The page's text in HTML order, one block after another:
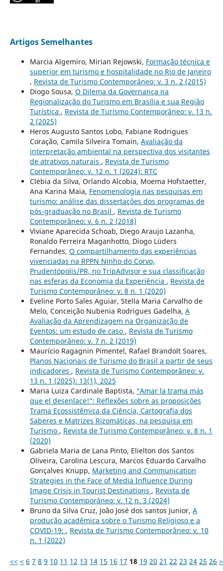
Artigos Semelhantes
Marcia Algemiro, Mirian Rejowski, Formação técnica e
superior em turismo e hospitalidade no Rio de Janeiro
, Revista de Turismo Contemporâneo: v. 3 n. 2 (2015)
Diogo Sousa, O Dilema da Governança na
Regionalização do Turismo em Brasília e sua Região
Turística , Revista de Turismo Contemporâneo: v. 13 n.
2 (2025)
Heros Augusto Santos Lobo, Fabiane Rodrigues
Coração, Camila Silveira Tomain, Avaliação da
interpretação ambiental na perspectiva dos visitantes
de atrativos naturais , Revista de Turismo
Contemporâneo: v. 12 n. 1 (2024): RTC
Clébia da Silva, Orlando Alcobia, Moema Hofstaetter,
Ana Karina Maia, Fenomenologia nas pesquisas em
turismo: análise das dissertações dos programas de
pós-graduação no Brasil , Revista de Turismo
Contemporâneo: v. 6 n. 2 (2018)
Viviane Aparecida Schoab, Diego Araujo Lazanha,
Ronaldo Ferreira Maganhotto, Diogo Lüders
Fernandes, O compartilhamento das experiências
vivenciadas na RPPN Ninho do Corvo,
Prudentópolis/PR, no TripAdvisor e sua classificação
nas esferas da Economia da Experiência , Revista de
Turismo Contemporâneo: v. 8 n. 1 (2020)
Eveline Porto Sales Aguiar, Stella Maria Carvalho de
Melo, Conceição Nubenia Rodrigues Gadelha, A
Avaliação da Aprendizagem na Organização de
Eventos: um estudo de caso , Revista de Turismo
Contemporâneo: v. 7 n. 2 (2019)
Maurício Ragagnin Pimentel, Rafael Brandolt Soares,
Planos Nacionais de Turismo do Brasil a partir de seus
indicadores , Revista de Turismo Contemporâneo: v.
13 n. 1 (2025): 13(1), 2025
Maria Luiza Cardinale Baptista, “Amar la trama más
que el desenlace!”: Reflexões sobre as proposições
Trama Ecossistêmica da Ciência, Cartografia dos
Saberes e Matrizes Rizomáticas, na pesquisa em
Turismo , Revista de Turismo Contemporâneo: v. 8 n. 1
(2020)
Gabriela Maria de Lana Pinto, Elielton dos Santos
Oliveira, Carolina Lescura, Marcos Eduardo Carvalho
Gonçalves Knupp, Marketing and Communication
Strategies in the Face of Media Influence During
Image Crisis in Tourist Destinations , Revista de
Turismo Contemporâneo: v. 12 n. 3 (2024)
Bruno da Silva Cruz, João José dos santos Junior, A
produção acadêmica sobre o Turismo Religioso e a
COVID-19: , Revista de Turismo Contemporâneo: v. 10
n. 1 (2022)
<< < 6 7 8 9 10 11 12 13 14 15 16 17 18 19 20 21 22 23 24 25 26 >